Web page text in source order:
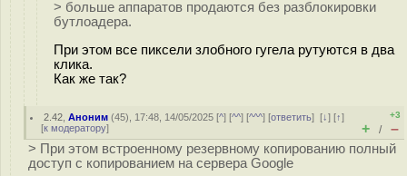
> больше аппаратов продаются без разблокировки
бутлоадера.
При этом все пиксели злобного гугела рутуются в два
клика.
Как же так?
2.42 ,Аноним (45), 17:48, 14/05/2025 [^] [^^] [^^^] [ответить][↓] [↑]
[к модератору]
+3
+ / –
> При этом встроенному резервному копированию полный
доступ с копированием на сервера Google